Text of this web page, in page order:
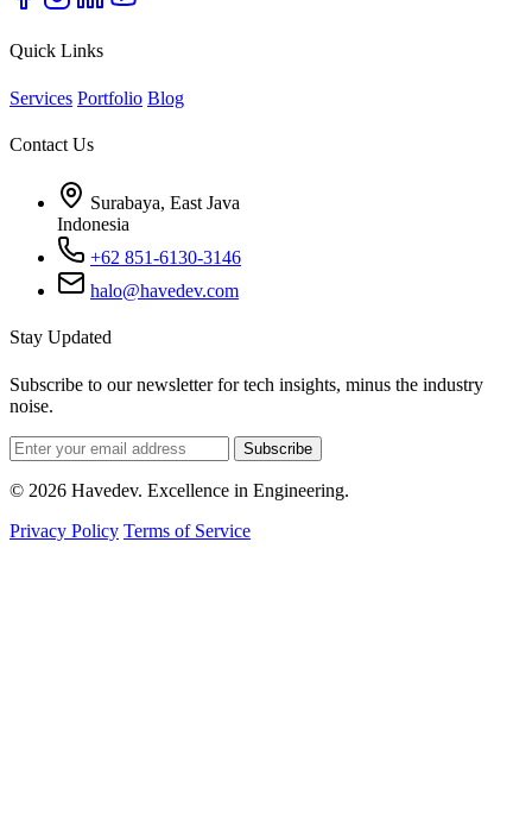
Quick Links
Services Portfolio Blog
Contact Us
Surabaya, East Java
Indonesia
+62 851-6130-3146
halo@havedev.com
Stay Updated
Subscribe to our newsletter for tech insights, minus the industry
noise.
Subscribe
© 2026 Havedev. Excellence in Engineering.
Privacy Policy Terms of Service